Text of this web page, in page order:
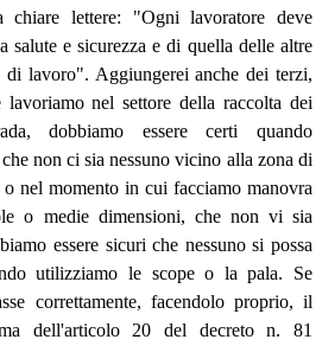
lettere: "Ogni lavoratore deve
salute e sicurezza e di quella delle altre
di lavoro". Aggiungerei anche dei terzi,
nel settore della raccolta dei
dobbiamo essere certi quando
non ci sia nessuno vicino alla zona di
o nel momento in cui facciamo manovra
o medie dimensioni, che non vi sia
essere sicuri che nessuno si possa
utilizziamo le scope o la pala. Se
correttamente, facendolo proprio, il
dell'articolo 20 del decreto n. 81